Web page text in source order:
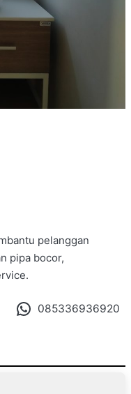
pelanggan
pipa bocor,
085336936920